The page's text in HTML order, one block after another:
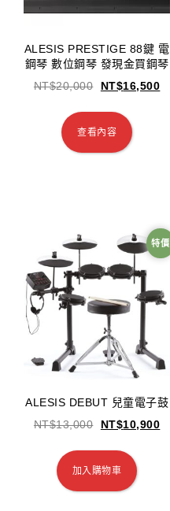
ALESIS PRESTIGE 88鍵 電
鋼琴 數位鋼琴 發現金買鋼琴
NT$20,000 NT$16,500
查看內容
特價
ALESIS DEBUT 兒童電子鼓
NT$13,000 NT$10,900
加入購物車